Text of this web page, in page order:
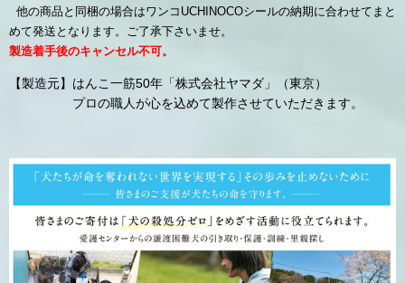
他の商品と同梱の場合はワンコUCHINOCOシールの納期に合わせてまと
めて発送となります。ご了承下さいませ。
製造着手後のキャンセル不可。
【製造元】はんこ一筋50年「株式会社ヤマダ」（東京）
プロの職人が心を込めて製作させていただきます。